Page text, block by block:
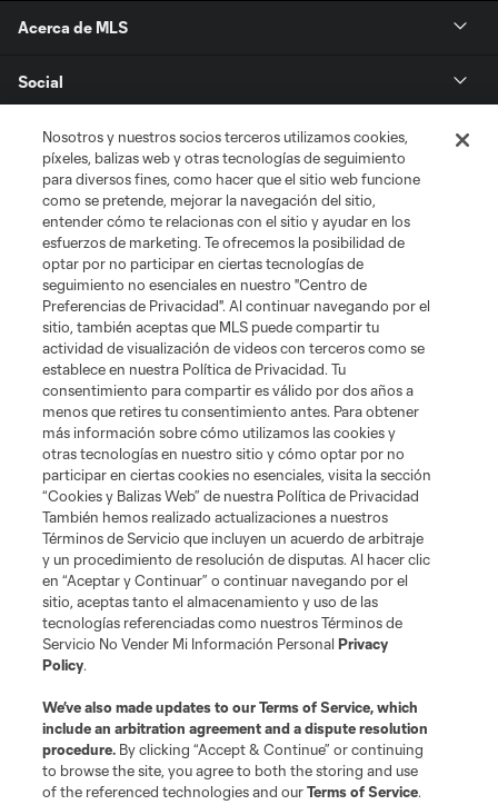
Acerca de MLS
Social
Tienda
Club Sites
Términos de servicio Política de privacidad
No vender mi información
Cookies Settings
©2026 MLS. El nombre y escudo de la Major League Soccer y MLS son
marcas registradas de League Soccer, L.L.C. (“MLS”). Los nombres y logos
de los equipos de la MLS están registrados y son marcas bajo ley común
de la MLS o son usadas con el permiso de sus propietarios. Uso
desautorizado está prohibido.
Nosotros y nuestros socios terceros utilizamos cookies,
píxeles, balizas web y otras tecnologías de seguimiento
para diversos fines, como hacer que el sitio web funcione
como se pretende, mejorar la navegación del sitio,
entender cómo te relacionas con el sitio y ayudar en los
esfuerzos de marketing. Te ofrecemos la posibilidad de
optar por no participar en ciertas tecnologías de
seguimiento no esenciales en nuestro "Centro de
Preferencias de Privacidad". Al continuar navegando por el
sitio, también aceptas que MLS puede compartir tu
actividad de visualización de videos con terceros como se
establece en nuestra Política de Privacidad. Tu
consentimiento para compartir es válido por dos años a
menos que retires tu consentimiento antes. Para obtener
más información sobre cómo utilizamos las cookies y
otras tecnologías en nuestro sitio y cómo optar por no
participar en ciertas cookies no esenciales, visita la sección
“Cookies y Balizas Web” de nuestra Política de Privacidad
También hemos realizado actualizaciones a nuestros
Términos de Servicio que incluyen un acuerdo de arbitraje
y un procedimiento de resolución de disputas. Al hacer clic
en “Aceptar y Continuar” o continuar navegando por el
sitio, aceptas tanto el almacenamiento y uso de las
tecnologías referenciadas como nuestros Términos de
Servicio No Vender Mi Información PersonalPrivacy
Policy.
We’ve also made updates to ourTerms of Service, which
include an arbitration agreement and a dispute resolution
procedure. By clicking “Accept & Continue” or continuing
to browse the site, you agree to both the storing and use
of the referenced technologies and ourTerms of Service.